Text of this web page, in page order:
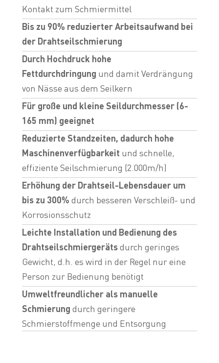
Kontakt zum Schmiermittel
Bis zu 90% reduzierter Arbeitsaufwand bei
der Drahtseilschmierung
Durch Hochdruck hohe
Fettdurchdringung und damit Verdrängung
von Nässe aus dem Seilkern
Für große und kleine Seildurchmesser (6-
165 mm) geeignet
Reduzierte Standzeiten, dadurch hohe
Maschinenverfügbarkeit und schnelle,
effiziente Seilschmierung (2.000m/h)
Erhöhung der Drahtseil-Lebensdauer um
bis zu 300% durch besseren Verschleiß- und
Korrosionsschutz
Leichte Installation und Bedienung des
Drahtseilschmiergerätsdurch geringes
Gewicht, d.h. es wird in der Regel nur eine
Person zur Bedienung benötigt
Umweltfreundlicher als manuelle
Schmierung durch geringere
Schmierstoffmenge und Entsorgung